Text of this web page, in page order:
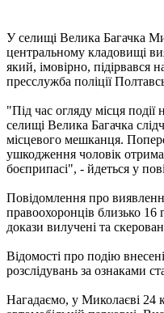
У селищі Велика Багачка
центральному кладовищі
який, імовірно, підірвався
пресслужба поліції
"Під час огляду місця
селищі Велика Багачка
місцевого мешканця.
ушкодження чоловік
боєприпасі", - йдеться у
Повідомлення про
правоохоронців близько 16
докази вилучені та
Відомості про подію
розслідувань за ознаками
Нагадаємо, у Миколаєві 24